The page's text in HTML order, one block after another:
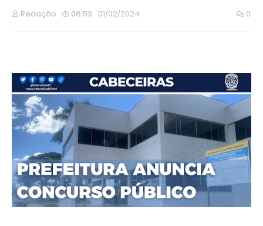
Redação 08:53 01/02/2024 0